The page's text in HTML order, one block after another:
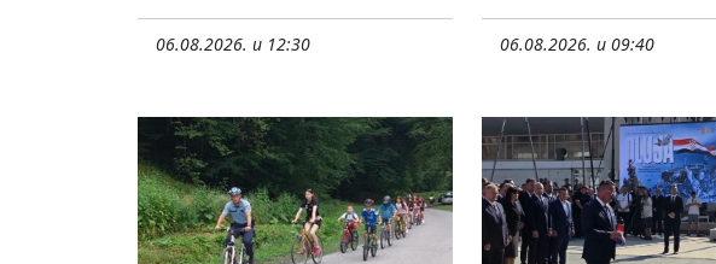
06.08.2026. u 12:30 06.08.2026. u 09:40